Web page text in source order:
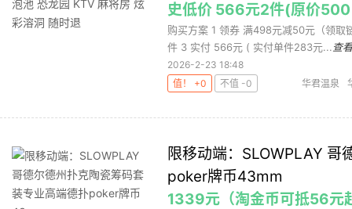
史低价 566元2件(原价
购买方案 1 领券 满498元减50元（领取
件 3 实付 566元 ( 实付单件283元... 查
2026-2-23 18:48
值！ +0
不值 -0 华君温泉
限移动端：SLOWPLAY 哥
poker牌币43mm
1339元（淘金币可抵56元